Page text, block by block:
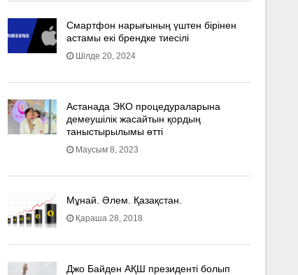
Смартфон нарығының үштен бірінен
астамы екі брендке тиесілі
Шілде 20, 2024
Астанада ЭКО процедураларына
демеушілік жасайтын қордың
таныстырылымы өтті
Маусым 8, 2023
Мұнай. Әлем. Қазақстан.
Қараша 28, 2018
Джо Байден АҚШ президенті болып